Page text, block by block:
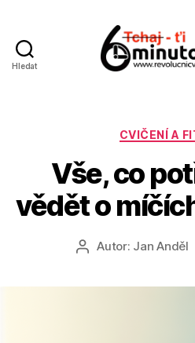
Hledat
CVIČENÍ A
Vše, co
vědět o
AutorAutor: Jan Anděl